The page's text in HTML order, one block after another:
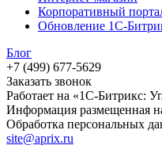
Корпоративный
Обновление 1С-
Блог
+7 (499) 677-5629
Заказать звонок
Работает на «1С-Битрикс:
Информация размещенная
Обработка персональных
site@aprix.ru